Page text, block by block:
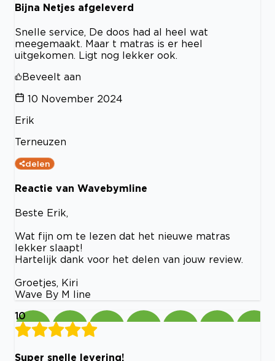
Bijna Netjes afgeleverd
Snelle service, De doos had al heel wat
meegemaakt. Maar t matras is er heel
uitgekomen. Ligt nog lekker ook.
Beveelt aan
10 November 2024
Erik
Terneuzen
delen
Reactie van Wavebymline
Beste Erik,
Wat fijn om te lezen dat het nieuwe matras
lekker slaapt!
Hartelijk dank voor het delen van jouw review.
Groetjes, Kiri
Wave By M line
10
Super snelle levering!